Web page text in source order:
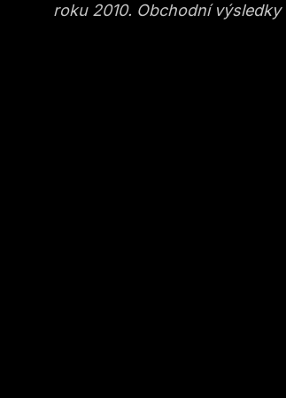
roku 2010. Obchodní